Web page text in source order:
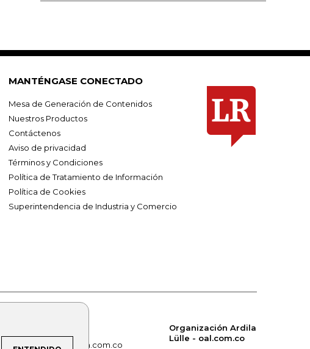
MANTÉNGASE CONECTADO
Mesa de Generación de Contenidos
Nuestros Productos
Contáctenos
Aviso de privacidad
Términos y Condiciones
Política de Tratamiento de Información
Política de Cookies
Superintendencia de Industria y Comercio
lafm.com.co alerta.com.co
Organización Ardila
Lülle - oal.com.co